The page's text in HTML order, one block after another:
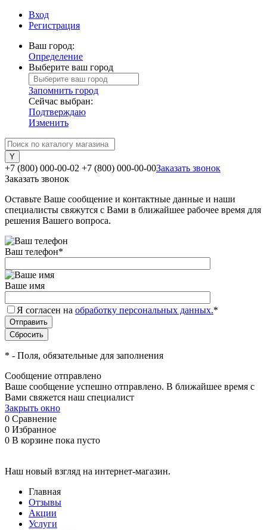
Вход
Регистрация
Ваш город:
Определение
Выберите ваш город
Запомнить город
Сейчас выбран:
Подтверждаю
Изменить
+7 (800) 000-00-02 +7 (800) 000-00-00Заказать звонок
Заказать звонок
Оставьте Ваше сообщение и контактные данные и наши
специалисты свяжутся с Вами в ближайшее рабочее время для
решения Вашего вопроса.
Ваш телефон*
Ваше имя
Я согласен на обработку персональных данных.*
* - Поля, обязательные для заполнения
Сообщение отправлено
Ваше сообщение успешно отправлено. В ближайшее время с
Вами свяжется наш специалист
Закрыть окно
0 Сравнение
0 Избранное
0 В корзине пока пусто
Наш новый взгляд на интернет-магазин.
Главная
Отзывы
Акции
Услуги